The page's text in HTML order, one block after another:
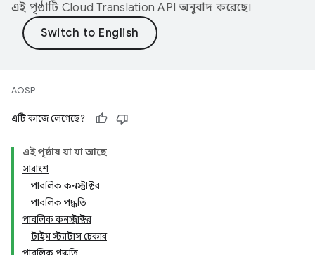
এই পৃষ্ঠাটি Cloud Translation API অনুবাদ করেছে।
AOSP
এটি কাজে লেগেছে?
এই পৃষ্ঠায় যা যা আছে
সারাংশ
পাবলিক কনস্ট্রাক্টর
পাবলিক পদ্ধতি
পাবলিক কনস্ট্রাক্টর
টাইম স্ট্যাটাস চেকার